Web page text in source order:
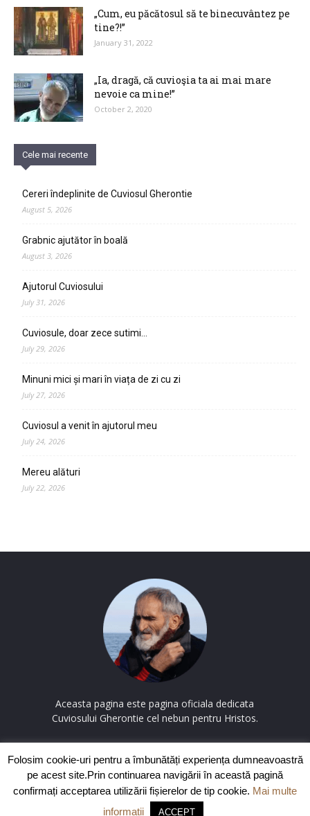
„Cum, eu păcătosul să te binecuvântez pe
tine?!”
January 31, 2022
„Ia, dragă, că cuvioşia ta ai mai mare
nevoie ca mine!”
October 2, 2020
Cele mai recente
Cereri îndeplinite de Cuviosul Gherontie
August 5, 2026
Grabnic ajutător în boală
August 3, 2026
Ajutorul Cuviosului
July 31, 2026
Cuviosule, doar zece sutimi…
July 29, 2026
Minuni mici și mari în viața de zi cu zi
July 27, 2026
Cuviosul a venit în ajutorul meu
July 24, 2026
Mereu alături
July 22, 2026
Aceasta pagina este pagina oficiala dedicata
Cuviosului Gherontie cel nebun pentru Hristos.
Contactați-ne:contact@cuviosulgherontie.com
© Copyright CuviosulGherontie.comPolitica de confidentialitate
Folosim cookie-uri pentru a îmbunătăți experiența dumneavoastră
pe acest site.Prin continuarea navigării în această pagină
confirmați acceptarea utilizării fișierelor de tip cookie. Mai multe
informații
ACCEPT